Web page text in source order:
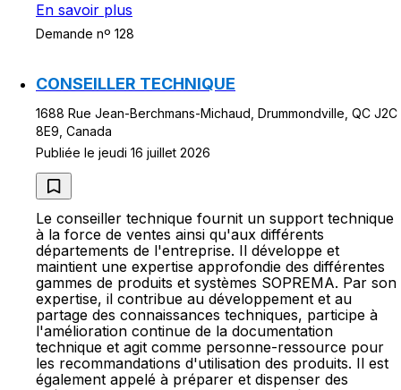
En savoir plus
Demande nº 128
CONSEILLER TECHNIQUE
1688 Rue Jean-Berchmans-Michaud, Drummondville, QC J2C
8E9, Canada
Publiée le jeudi 16 juillet 2026
Le conseiller technique fournit un support technique
à la force de ventes ainsi qu'aux différents
départements de l'entreprise. Il développe et
maintient une expertise approfondie des différentes
gammes de produits et systèmes SOPREMA. Par son
expertise, il contribue au développement et au
partage des connaissances techniques, participe à
l'amélioration continue de la documentation
technique et agit comme personne-ressource pour
les recommandations d'utilisation des produits. Il est
également appelé à préparer et dispenser des